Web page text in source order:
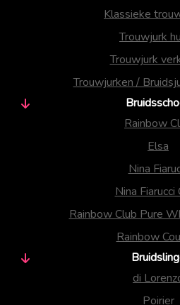
Klassieke
Trouwjurk
Trouwjurk
Trouwjurken /
Rainbow
Elsa
Nina
Nina Fiarucci
Rainbow Club Pure
Rainbow
di
Poirier